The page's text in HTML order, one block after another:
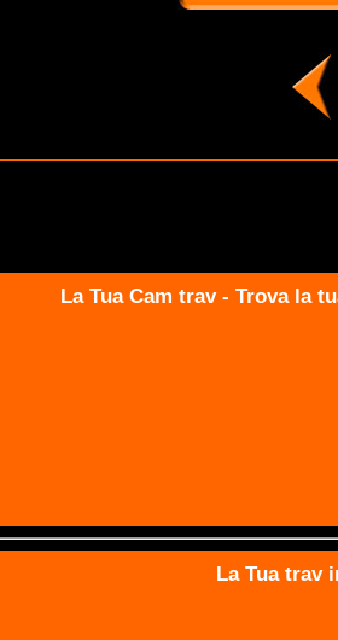
La Tua Cam trav - Trova la
La Tua trav